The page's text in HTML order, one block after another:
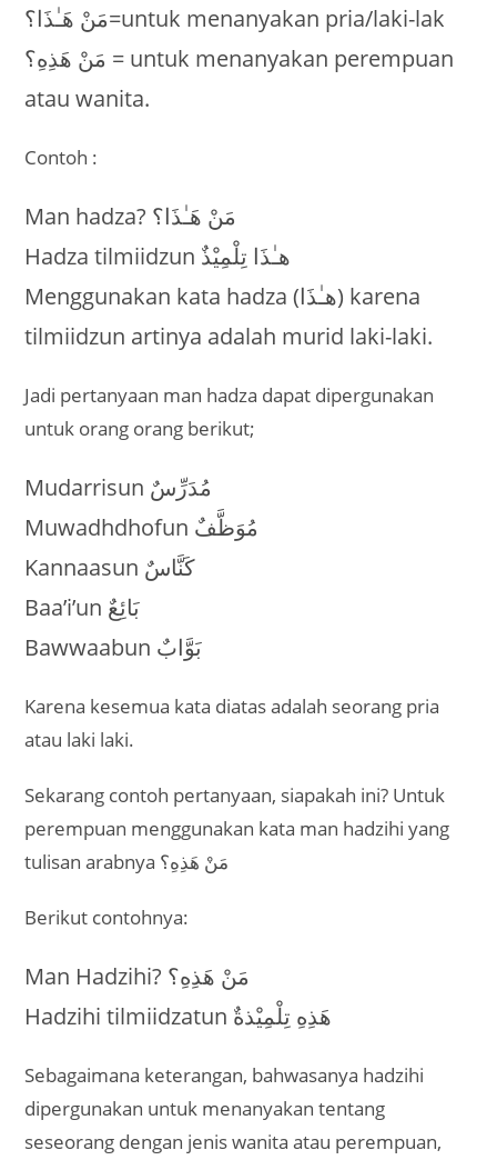
مَنْ هَـٰذَا؟=untuk menanyakan pria/laki-lak
مَنْ هَذِهِ؟ = untuk menanyakan perempuan
atau wanita.
Contoh :
Man hadza? مَنْ هَـٰذَا؟
Hadza tilmiidzun هـٰذَا تِلْمِيْذٌ
Menggunakan kata hadza (هـٰذَا) karena
tilmiidzun artinya adalah murid laki-laki.
Jadi pertanyaan man hadza dapat dipergunakan
untuk orang orang berikut;
Mudarrisun مُدَرِّسٌ
Muwadhdhofun مُوَظَّفٌ
Kannaasun كَنَّاسٌ
Baa’i’un بَائِعٌ
Bawwaabun بَوَّابٌ
Karena kesemua kata diatas adalah seorang pria
atau laki laki.
Sekarang contoh pertanyaan, siapakah ini? Untuk
perempuan menggunakan kata man hadzihi yang
tulisan arabnya مَنْ هَذِهِ؟
Berikut contohnya:
Man Hadzihi? مَنْ هَذِهِ؟
Hadzihi tilmiidzatun هَذِهِ تِلْمِيْذةٌ
Sebagaimana keterangan, bahwasanya hadzihi
dipergunakan untuk menanyakan tentang
seseorang dengan jenis wanita atau perempuan,